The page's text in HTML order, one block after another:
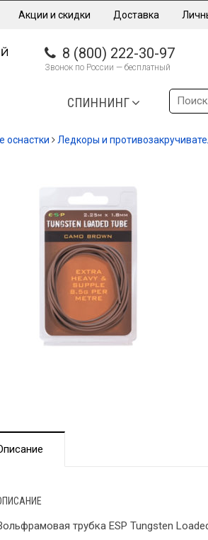
Акции и скидки Доставка
8 (800) 222-30-97
Звонок по России — бесплатный
СПИННИНГ
оснастки Ледкоры и
трубка ESP Tungsten